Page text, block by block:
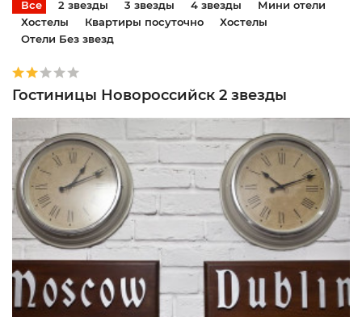
Все 2 звезды 3 звезды 4 звезды
Мини отели
Хостелы
Квартиры посуточно
Хостелы
Отели Без звезд
Гостиницы Новороссийск 2 звезды